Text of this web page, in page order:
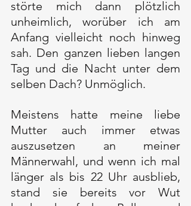
störte mich dann plötzlich
unheimlich, worüber ich am
Anfang vielleicht noch hinweg
sah. Den ganzen lieben langen
Tag und die Nacht unter dem
selben Dach? Unmöglich.
Meistens hatte meine liebe
Mutter auch immer etwas
auszusetzen an meiner
Männerwahl, und wenn ich mal
länger als bis 22 Uhr ausblieb,
stand sie bereits vor Wut